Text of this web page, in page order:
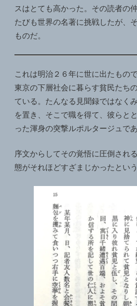
スはとても高かった。その読者の
たびも世界の名著に挑戦したが、
ものだ。
これは明治２６年に世に出たもの
東京の下層社会に暮らす貧民たち
ている。たんなる見聞録ではなく
を置き、そこで職を得て、彼らと
った渾身の突撃ルポルタージュであ
序文からしてその覚悟に圧倒され
態がそれほどすざまじかったという